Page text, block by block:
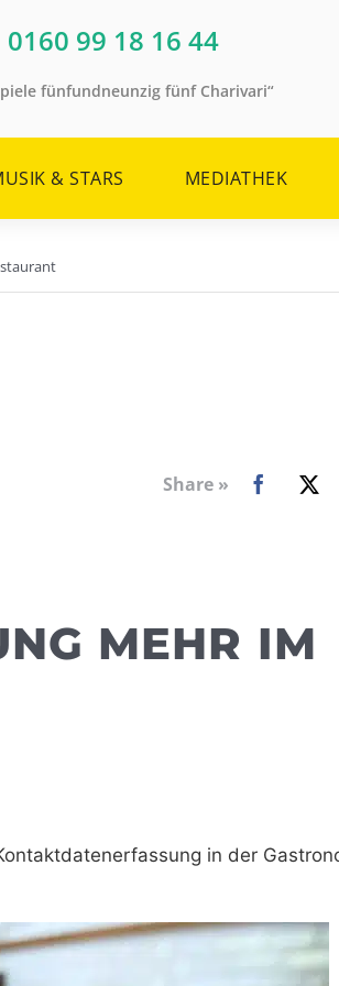
0160 99 18 16 44
fünfundneunzig fünf Charivari“
& STARS MEDIATHEK
Share »
MEHR IM
in der